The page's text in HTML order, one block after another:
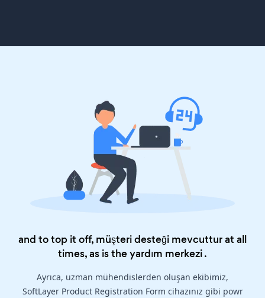
and to top it off, müşteri desteği mevcuttur at all
times, as is theyardım merkezi.
Ayrıca, uzman mühendislerden oluşan ekibimiz,
SoftLayer Product Registration Form cihazınız gibi powr